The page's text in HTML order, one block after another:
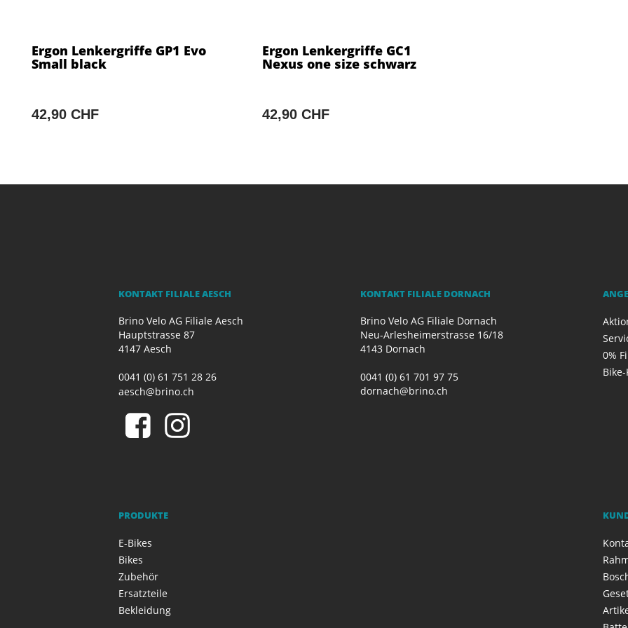
Ergon Lenkergriffe GP1 Evo
Small black
42,90 CHF
Ergon Lenkergriffe GC1
Nexus one size schwarz
42,90 CHF
KONTAKT FILIALE AESCH
Brino Velo AG Filiale Aesch
Hauptstrasse 87
4147 Aesch
0041 (0) 61 751 28 26
aesch@brino.ch
KONTAKT FILIALE DORNACH
Brino Velo AG Filiale Dornach
Neu-Arlesheimerstrasse 16/18
4143 Dornach
0041 (0) 61 701 97 75
dornach@brino.ch
0%
PRODUKTE
E-Bikes
Bikes
Zubehör
Ersatzteile
Bekleidung